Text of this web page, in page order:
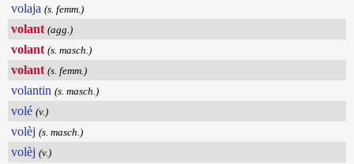
volaja (s. femm.)
volant (agg.)
volant (s. masch.)
volant (s. femm.)
volantin (s. masch.)
volé (v.)
volèj (s. masch.)
volèj (v.)